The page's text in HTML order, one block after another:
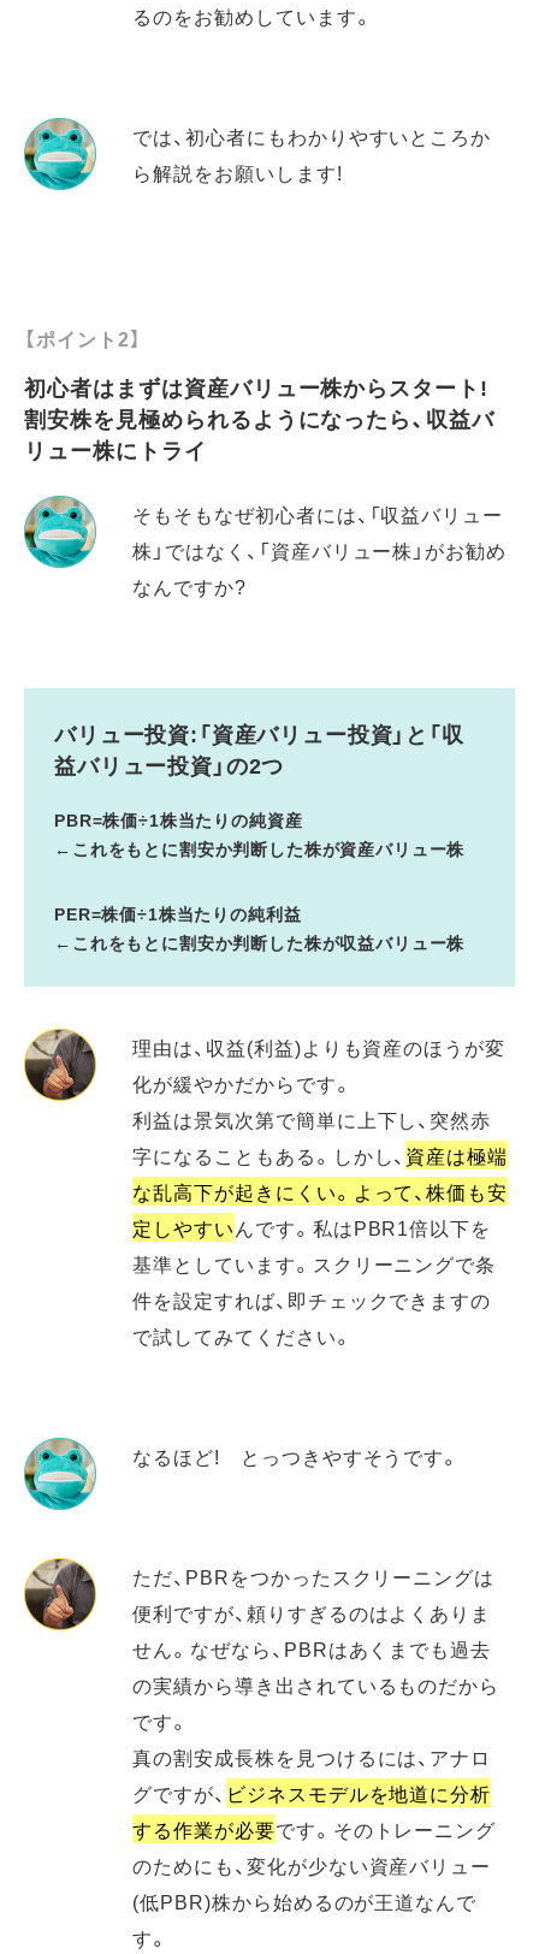
るのをお勧めしています。
では、初心者にもわかりやすいところか
ら解説をお願いします!
【ポイント2】
初心者はまずは資産バリュー株からスタート!
割安株を見極められるようになったら、収益バ
リュー株にトライ
そもそもなぜ初心者には、「収益バリュー
株」ではなく、「資産バリュー株」がお勧め
なんですか?
バリュー投資:「資産バリュー投資」と「収
益バリュー投資」の2つ
PBR=株価÷1株当たりの純資産
←これをもとに割安か判断した株が資産バリュー株
PER=株価÷1株当たりの純利益
←これをもとに割安か判断した株が収益バリュー株
理由は、収益(利益)よりも資産のほうが変
化が緩やかだからです。
利益は景気次第で簡単に上下し、突然赤
字になることもある。しかし、 資産は極端
な乱高下が起きにくい。よって、株価も安
定しやすいんです。私はPBR1倍以下を
基準としています。スクリーニングで条
件を設定すれば、即チェックできますの
で試してみてください。
なるほど! とっつきやすそうです。
ただ、PBRをつかったスクリーニングは
便利ですが、頼りすぎるのはよくありま
せん。なぜなら、PBRはあくまでも過去
の実績から導き出されているものだから
です。
真の割安成長株を見つけるには、アナロ
グですが、 ビジネスモデルを地道に分析
する作業が必要です。そのトレーニング
のためにも、変化が少ない資産バリュー
(低PBR)株から始めるのが王道なんで
す。